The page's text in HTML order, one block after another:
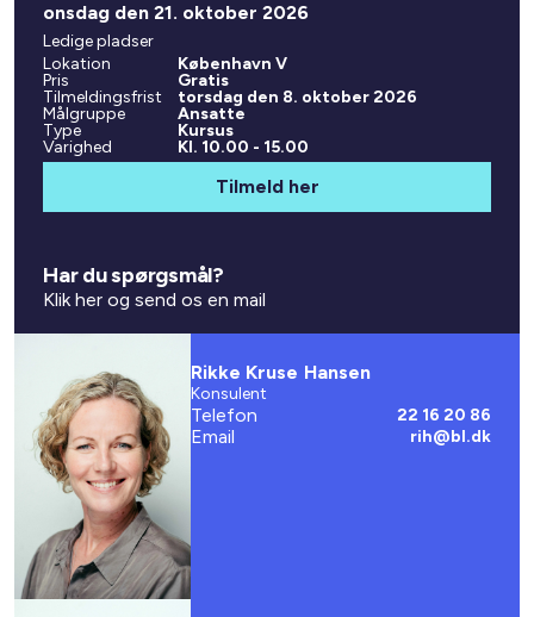
onsdag den 21. oktober 2026
Ledige pladser
Lokation
København V
Pris
Gratis
Tilmeldingsfrist
torsdag den 8. oktober 2026
Målgruppe
Ansatte
Type
Kursus
Varighed
Kl. 10.00 - 15.00
Tilmeld her
Har du spørgsmål?
Klik her og send os en mail
Rikke Kruse Hansen
Konsulent
Telefon 22 16 20 86
Email rih@bl.dk